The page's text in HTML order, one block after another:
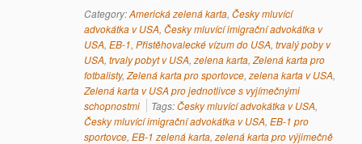
Category:Americká zelená karta, Česky mluvící
advokátka v USA, Česky mluvící imigrační advokátka v
USA, EB-1, Přistěhovalecké vízum do USA, trvalý poby v
USA, trvaly pobyt v USA, zelena karta, Zelená karta pro
fotbalisty, Zelená karta pro sportovce, zelena karta v USA,
Zelená karta v USA pro jednotlivce s vyjímečnými
schopnostmi
Tags:Česky mluvící advokátka v USA,
Česky mluvící imigrační advokátka v USA, EB-1 pro
sportovce, EB-1 zelená karta, zelená karta pro výjimečně